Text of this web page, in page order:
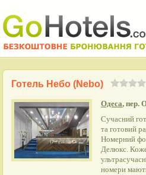
Готель Небо (Nebo)
Одеса, пер.
Сучасний
та готовий
Номерний
Делюкс.
номери